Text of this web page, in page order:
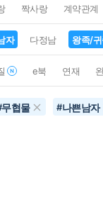
짝사랑 계약관계
자 다정남 왕족/
e북 연재
무협물 #나쁜남자